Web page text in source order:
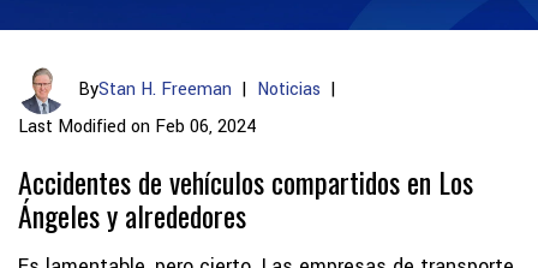
ByStan H. Freeman | Noticias |
Last Modified on Feb 06, 2024
Accidentes de vehículos compartidos en Los
Ángeles y alrededores